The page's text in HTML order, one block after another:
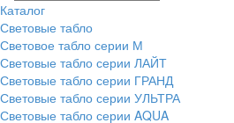
Каталог
Световые табло
Световое табло серии М
Световые табло серии ЛАЙТ
Световые табло серии ГРАНД
Световые табло серии УЛЬТРА
Световые табло серии AQUA